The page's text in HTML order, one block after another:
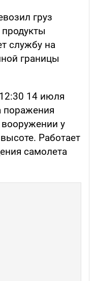
груз
службу на
границы
14 июля
поражения
у
Работает
самолета